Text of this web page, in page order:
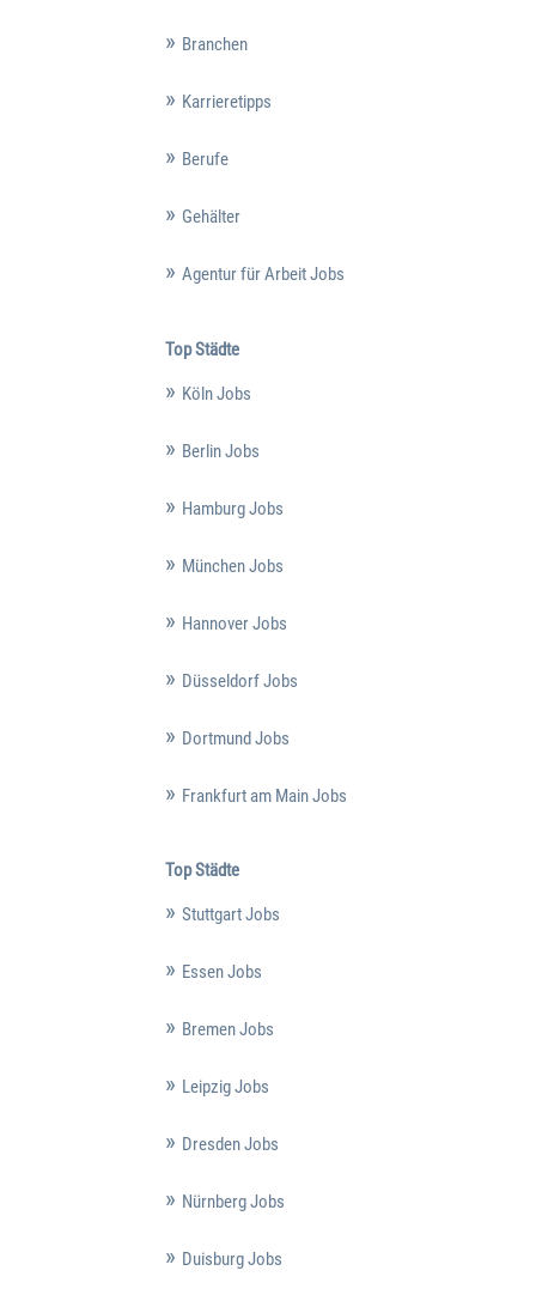
Branchen
Karrieretipps
Berufe
Gehälter
Agentur für Arbeit Jobs
Top Städte
Köln Jobs
Berlin Jobs
Hamburg Jobs
München Jobs
Hannover Jobs
Düsseldorf Jobs
Dortmund Jobs
Frankfurt am Main Jobs
Top Städte
Stuttgart Jobs
Essen Jobs
Bremen Jobs
Leipzig Jobs
Dresden Jobs
Nürnberg Jobs
Duisburg Jobs